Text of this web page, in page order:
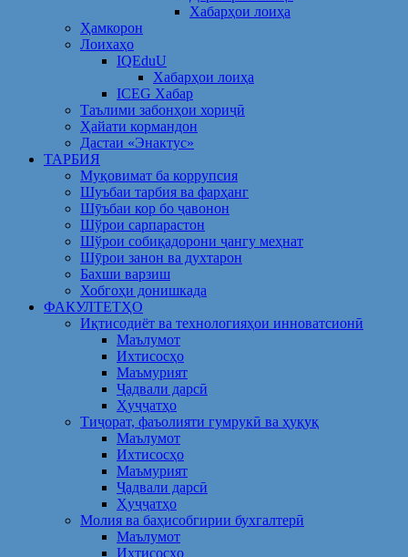
Хабарҳои лоиҳа
Ҳамкорон
Лоихаҳо
IQEduU
Хабарҳои лоиҳа
ICEG Хабар
Таълими забонҳои хориҷӣ
Ҳайати кормандон
Дастаи «Энактус»
ТАРБИЯ
Муқовимат ба коррупсия
Шуъбаи тарбия ва фарҳанг
Шӯъбаи кор бо ҷавонон
Шўрои сарпарастон
Шўрои собиқадорони ҷангу меҳнат
Шӯрои занон ва духтарон
Бахши варзиш
Хобгоҳи донишкада
ФАКУЛТЕТҲО
Иқтисодиёт ва технологияҳои инноватсионӣ
Маълумот
Ихтисосҳо
Маъмурият
Ҷадвали дарсӣ
Ҳуҷҷатҳо
Тиҷорат, фаъолияти гумрукӣ ва ҳуқуқ
Маълумот
Ихтисосҳо
Маъмурият
Ҷадвали дарсӣ
Ҳуҷҷатҳо
Молия ва баҳисобгирии бухгалтерӣ
Маълумот
Ихтисосҳо